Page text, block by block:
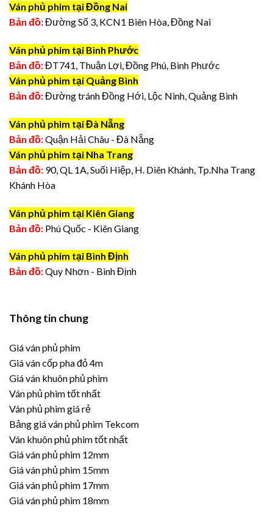
Ván phủ phim tại Đồng Nai
Bản đồ:Đường Số 3, KCN1 Biên Hòa, Đồng Nai
Ván phủ phim tại Bình Phước
Bản đồ:ĐT741, Thuận Lợi, Đồng Phú, Bình Phước
Ván phủ phim tại Quảng Bình
Bản đồ:Đường tránh Đồng Hới, Lộc Ninh, Quảng Bình
Ván phủ phim tại Đà Nẵng
Bản đồ:Quận Hải Châu - Đà Nẵng
Ván phủ phim tại Nha Trang
Bản đồ: 90, QL 1A, Suối Hiệp, H. Diên Khánh, Tp.Nha Trang
Khánh Hòa
Ván phủ phim tại Kiên Giang
Bản đồ: Phú Quốc - Kiên Giang
Ván phủ phim tại Bình Định
Bản đồ:Quy Nhơn - Bình Định
Thông tin chung
Giá ván phủ phim
Giá ván cốp pha đỏ 4m
Giá ván khuôn phủ phim
Ván phủ phim tốt nhất
Ván phủ phim giá rẻ
Bảng giá ván phủ phim Tekcom
Ván khuôn phủ phim tốt nhất
Giá ván phủ phim 12mm
Giá ván phủ phim 15mm
Giá ván phủ phim 17mm
Giá ván phủ phim 18mm